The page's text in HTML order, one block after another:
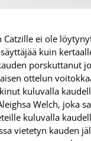
Catzille ei ole
kuin
porskuttanut
ottelun
kuluvalla
Welch, joka
kuluvalla
vietetyn kauden